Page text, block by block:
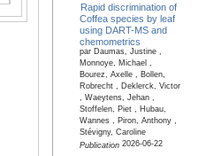
Rapid discrimination of
Coffea species by leaf
using DART-MS and
chemometrics
par Daumas, Justine ,
Monnoye, Michael ,
Bourez, Axelle , Bollen,
Robrecht , Deklerck, Victor
, Waeytens, Jehan ,
Stoffelen, Piet , Hubau,
Wannes , Piron, Anthony ,
Stévigny, Caroline
Publication2026-06-22